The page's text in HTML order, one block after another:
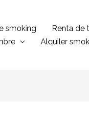
smoking Renta de
Alquiler